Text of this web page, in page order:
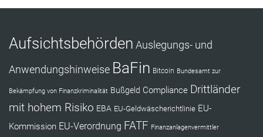
Aufsichtsbehörden Auslegungs- und
Anwendungshinweise BaFin Bitcoin Bundesamt zur
Bekämpfung von Finanzkriminalität Bußgeld Compliance Drittländer
mit hohem Risiko EBA EU-Geldwäscherichtlinie EU-
Kommission EU-Verordnung FATF Finanzanlagenvermittler